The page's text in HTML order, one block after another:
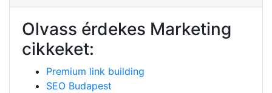
Olvass érdekes Marketing
cikkeket:
Premium link building
SEO Budapest